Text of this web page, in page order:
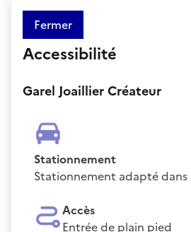
Fermer
Accessibilité
Garel Joaillier Créateur
Stationnement
Stationnement adapté
Accès
Entrée de plain pied